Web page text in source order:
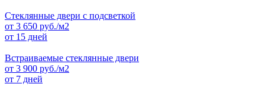
Стеклянные двери с подсветкой
от 3 650 руб./м2
от 15 дней
Встраиваемые стеклянные двери
от 3 900 руб./м2
от 7 дней